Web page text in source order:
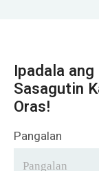
Ipadala
Sasagutin
Oras!
Pangalan